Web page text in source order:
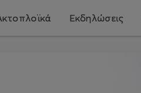
Εκδηλώσεις